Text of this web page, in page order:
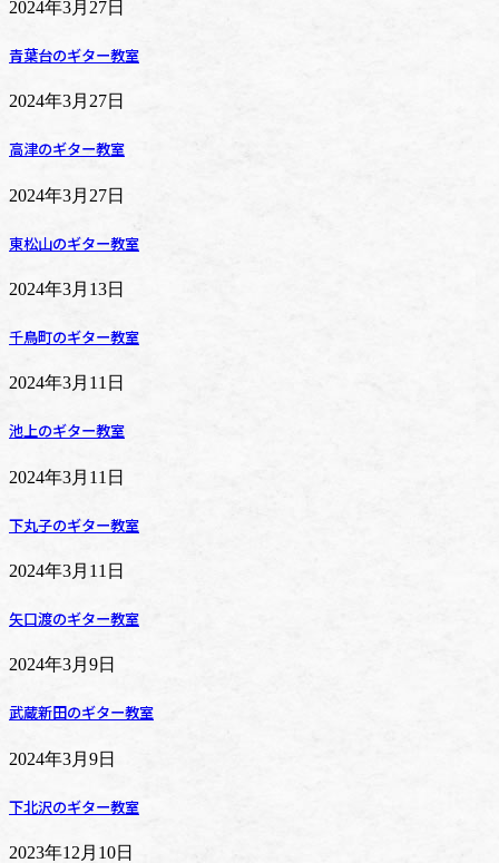
2024年3月27日
青葉台のギター教室
2024年3月27日
高津のギター教室
2024年3月27日
東松山のギター教室
2024年3月13日
千鳥町のギター教室
2024年3月11日
池上のギター教室
2024年3月11日
下丸子のギター教室
2024年3月11日
矢口渡のギター教室
2024年3月9日
武蔵新田のギター教室
2024年3月9日
下北沢のギター教室
2023年12月10日